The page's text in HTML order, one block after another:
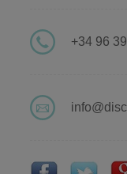
+34 96